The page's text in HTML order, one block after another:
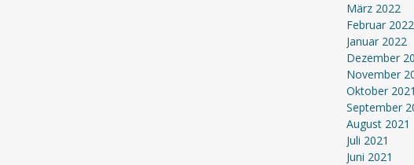
März 2022
Februar 2022
Januar 2022
Dezember
November
Oktober 2021
September
August 2021
Juli 2021
Juni 2021